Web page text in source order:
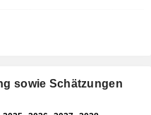
sowie Schätzungen